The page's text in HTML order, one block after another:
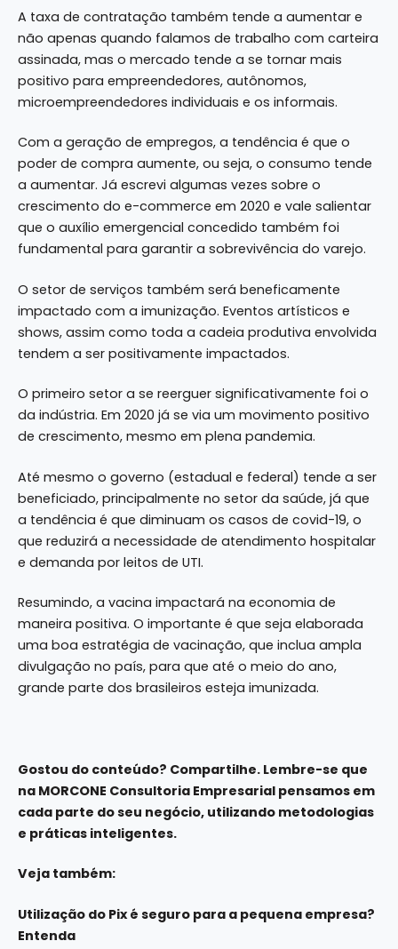
A taxa de contratação também tende a aumentar e
não apenas quando falamos de trabalho com carteira
assinada, mas o mercado tende a se tornar mais
positivo para empreendedores, autônomos,
microempreendedores individuais e os informais.
Com a geração de empregos, a tendência é que o
poder de compra aumente, ou seja, o consumo tende
a aumentar. Já escrevi algumas vezes sobre o
crescimento do e-commerce em 2020 e vale salientar
que o auxílio emergencial concedido também foi
fundamental para garantir a sobrevivência do varejo.
O setor de serviços também será beneficamente
impactado com a imunização. Eventos artísticos e
shows, assim como toda a cadeia produtiva envolvida
tendem a ser positivamente impactados.
O primeiro setor a se reerguer significativamente foi o
da indústria. Em 2020 já se via um movimento positivo
de crescimento, mesmo em plena pandemia.
Até mesmo o governo (estadual e federal) tende a ser
beneficiado, principalmente no setor da saúde, já que
a tendência é que diminuam os casos de covid-19, o
que reduzirá a necessidade de atendimento hospitalar
e demanda por leitos de UTI.
Resumindo, a vacina impactará na economia de
maneira positiva. O importante é que seja elaborada
uma boa estratégia de vacinação, que inclua ampla
divulgação no país, para que até o meio do ano,
grande parte dos brasileiros esteja imunizada.
Gostou do conteúdo? Compartilhe. Lembre-se que
na MORCONE Consultoria Empresarial pensamos em
cada parte do seu negócio, utilizando metodologias
e práticas inteligentes.
Veja também:
Utilização do Pix é seguro para a pequena empresa?
Entenda